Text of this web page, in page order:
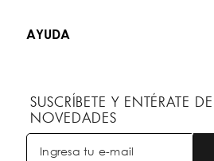
AYUDA
SUSCRÍBETE Y ENTÉRATE
NOVEDADES